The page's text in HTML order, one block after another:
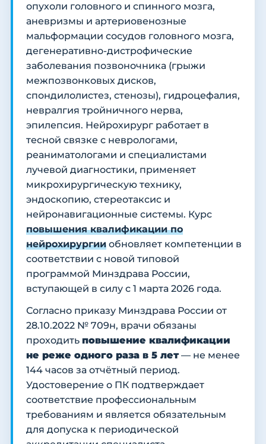
опухоли головного и спинного мозга,
аневризмы и артериовенозные
мальформации сосудов головного мозга,
дегенеративно-дистрофические
заболевания позвоночника (грыжи
межпозвонковых дисков,
спондилолистез, стенозы), гидроцефалия,
невралгия тройничного нерва,
эпилепсия. Нейрохирург работает в
тесной связке с неврологами,
реаниматологами и специалистами
лучевой диагностики, применяет
микрохирургическую технику,
эндоскопию, стереотаксис и
нейронавигационные системы. Курс
повышения квалификации по
нейрохирургии обновляет компетенции в
соответствии с новой типовой
программой Минздрава России,
вступающей в силу с 1 марта 2026 года.
Согласно приказу Минздрава России от
28.10.2022 № 709н, врачи обязаны
проходить повышение квалификации
не реже одного раза в 5 лет— не менее
144 часов за отчётный период.
Удостоверение о ПК подтверждает
соответствие профессиональным
требованиям и является обязательным
для допуска к периодической